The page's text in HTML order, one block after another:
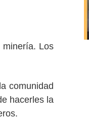
Los
comunidad
hacerles la